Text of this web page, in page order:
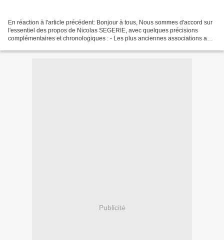
En réaction à l'article précédent: Bonjour à tous, Nous sommes d'accord sur
l'essentiel des propos de Nicolas SEGERIE, avec quelques précisions
complémentaires et chronologiques : - Les plus anciennes associations au
Publicité